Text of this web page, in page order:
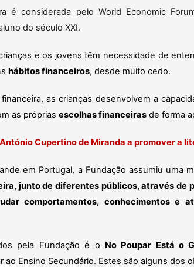
é considerada pelo World Economic
do século XXI.
e os jovens têm necessidade de
hábitos financeiros, desde muito cedo.
as crianças desenvolvem a
as próprias escolhas financeiras de forma
Cupertino de Miranda a promover a
em Portugal, a Fundação assumiu uma
junto de diferentes públicos, através de
comportamentos, conhecimentos e
pela Fundação é o No Poupar Está o
ao Ensino Secundário. Estes são alguns dos